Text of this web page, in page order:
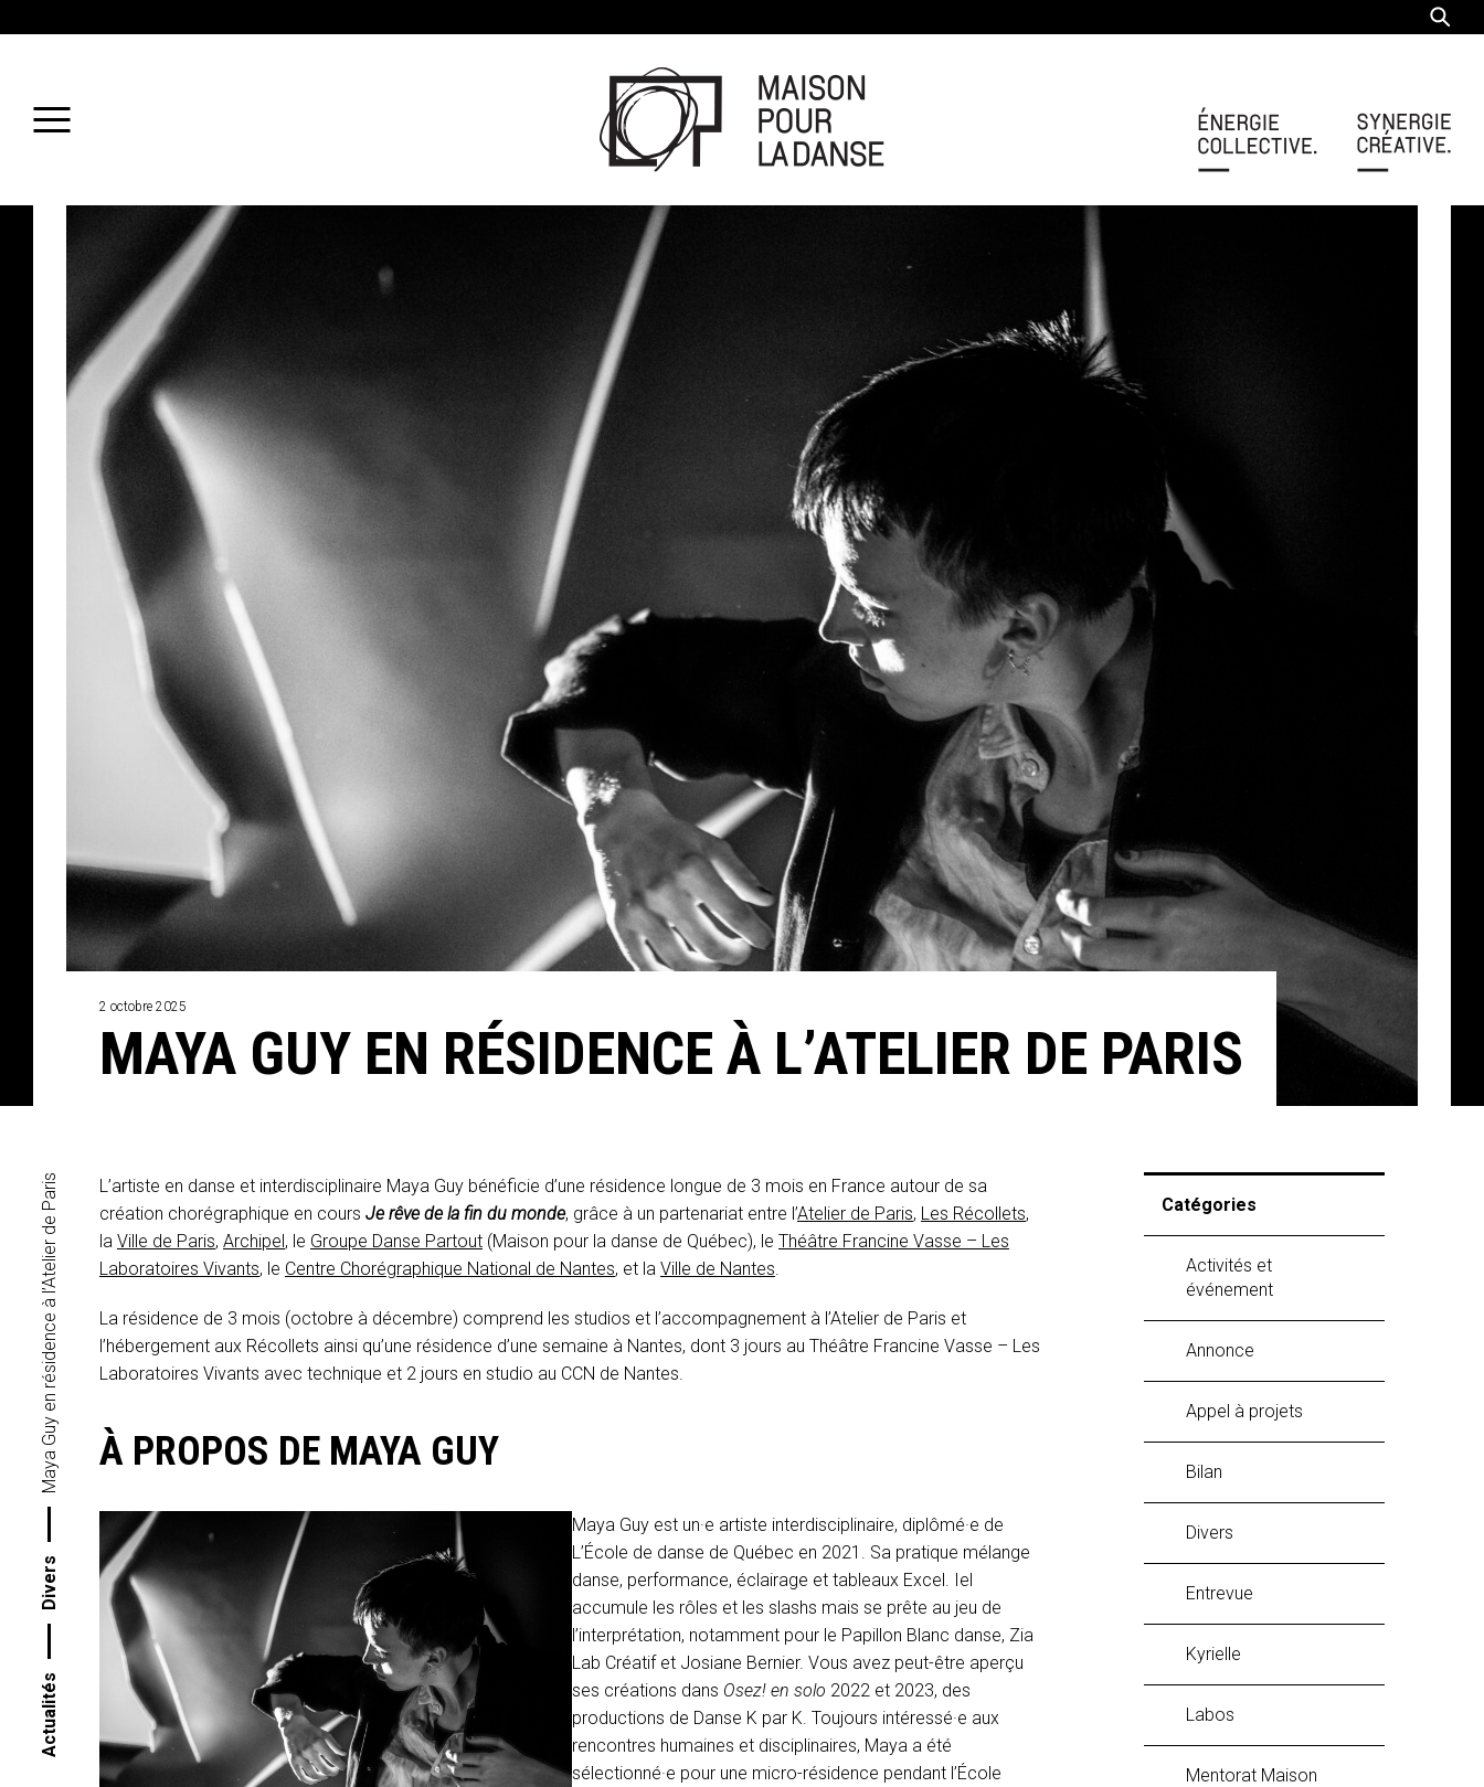
2 octobre 2025
MAYA GUY EN RÉSIDENCE À L’ATELIER DE PARIS
Actualités
Divers
Maya Guy en résidence à l’Atelier de Paris
L’artiste en danse et interdisciplinaire Maya Guy bénéficie d’une résidence longue de 3 mois en France autour de sa
création chorégraphique en cours Je rêve de la fin du monde, grâce à un partenariat entre l’Atelier de Paris, Les Récollets,
la Ville de Paris, Archipel, le Groupe Danse Partout (Maison pour la danse de Québec), le Théâtre Francine Vasse – Les
Laboratoires Vivants, le Centre Chorégraphique National de Nantes, et la Ville de Nantes.
La résidence de 3 mois (octobre à décembre) comprend les studios et l’accompagnement à l’Atelier de Paris et
l’hébergement aux Récollets ainsi qu’une résidence d’une semaine à Nantes, dont 3 jours au Théâtre Francine Vasse – Les
Laboratoires Vivants avec technique et 2 jours en studio au CCN de Nantes.
À PROPOS DE MAYA GUY
Maya Guy est un·e artiste interdisciplinaire, diplômé·e de
L’École de danse de Québec en 2021. Sa pratique mélange
danse, performance, éclairage et tableaux Excel. Iel
accumule les rôles et les slashs mais se prête au jeu de
l’interprétation, notamment pour le Papillon Blanc danse, Zia
Lab Créatif et Josiane Bernier. Vous avez peut-être aperçu
ses créations dans Osez! en solo 2022 et 2023, des
productions de Danse K par K. Toujours intéressé·e aux
rencontres humaines et disciplinaires, Maya a été
sélectionné·e pour une micro-résidence pendant l’École
Catégories
Activités et
événement
Annonce
Appel à projets
Bilan
Divers
Entrevue
Kyrielle
labos
Mentorat Maison